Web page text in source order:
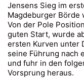
Jensens Sieg im
Magdeburger Börde
Von der Pole
guten Start, wurde
ersten Kurven unter
seine Führung nach
und fuhr in den
Vorsprung heraus.